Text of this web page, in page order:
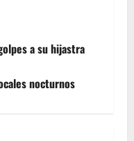
a su hijastra
nocturnos